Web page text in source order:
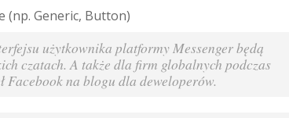
(np. Generic, Button)
użytkownika platformy Messenger będą
czatach. A także dla firm globalnych podczas
Facebook na blogu dla deweloperów.